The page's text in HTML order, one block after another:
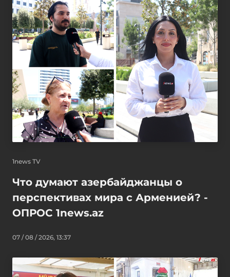
1news TV
Что думают азербайджанцы о
перспективах мира с Арменией? -
ОПРОС 1news.az
07 / 08 / 2026, 13:37